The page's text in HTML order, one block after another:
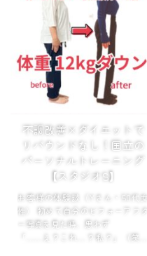
不調改善×ダイエットで
リバウンドなし！国立の
パーソナルトレーニング
【スタジオS】
お客様の体験談（Yさん・50代女
性） 初めて自分のビフォーアフタ
ー写真を見た時、思わず
「……え？これ…？私？」（笑）